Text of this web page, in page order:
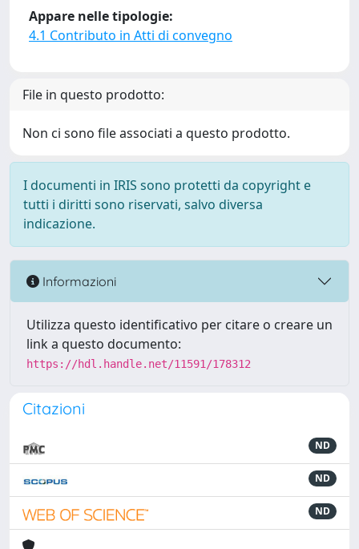
Appare nelle tipologie:
4.1 Contributo in Atti di convegno
File in questo prodotto:
Non ci sono file associati a questo prodotto.
I documenti in IRIS sono protetti da copyright e
tutti i diritti sono riservati, salvo diversa
indicazione.
Informazioni
Utilizza questo identificativo per citare o creare un
link a questo documento:
https://hdl.handle.net/11591/178312
Citazioni
ND
ND
ND